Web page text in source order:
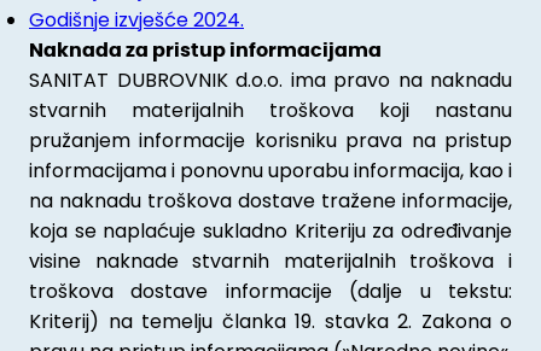
Godišnje izvješće 2024.
Naknada za pristup informacijama
SANITAT DUBROVNIK d.o.o. ima pravo na naknadu
stvarnih materijalnih troškova koji nastanu
pružanjem informacije korisniku prava na pristup
informacijama i ponovnu uporabu informacija, kao i
na naknadu troškova dostave tražene informacije,
koja se naplaćuje sukladno Kriteriju za određivanje
visine naknade stvarnih materijalnih troškova i
troškova dostave informacije (dalje u tekstu:
Kriterij) na temelju članka 19. stavka 2. Zakona o